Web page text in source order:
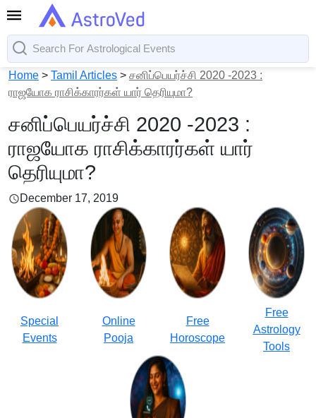
Home > Tamil Articles > சனிப்பெயர்ச்சி 2020 -2023 :
ராஜயோக ராசிக்காரர்கள் யார் தெரியுமா?
சனிப்பெயர்ச்சி 2020 -2023 :
ராஜயோக ராசிக்காரர்கள் யார்
தெரியுமா?
December 17, 2019
Special
Events
Online
Pooja
Free
Horoscope
Free
Astrology
Tools